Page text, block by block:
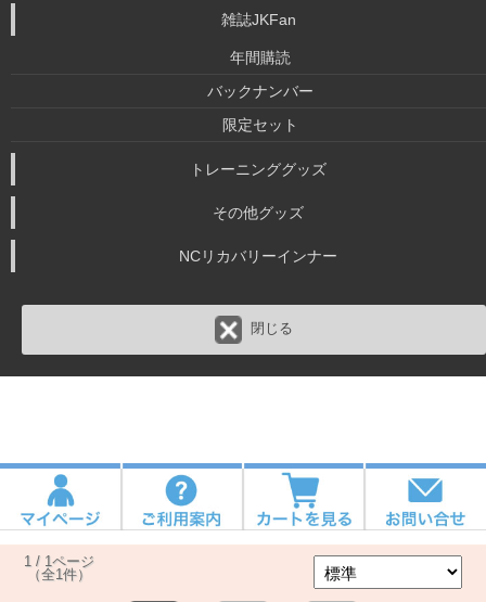
雑誌JKFan
年間購読
バックナンバー
限定セット
トレーニンググッズ
その他グッズ
NCリカバリーインナー
閉じる
1 / 1ページ
（全1件）